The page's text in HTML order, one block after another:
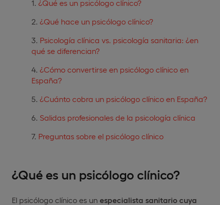
¿Qué es un psicólogo clínico?
¿Qué hace un psicólogo clínico?
Psicología clínica vs. psicología sanitaria: ¿en
qué se diferencian?
¿Cómo convertirse en psicólogo clínico en
España?
¿Cuánto cobra un psicólogo clínico en España?
Salidas profesionales de la psicología clínica
Preguntas sobre el psicólogo clínico
¿Qué es un psicólogo clínico?
El psicólogo clínico es un especialista sanitario cuya